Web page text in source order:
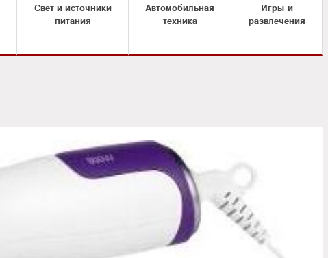
Свет и источники
питания
Автомобильная
техника
Игры и
развлечения